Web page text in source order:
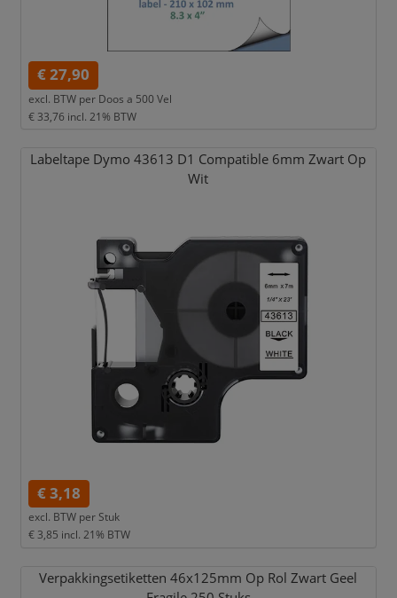
€ 27,90
excl. BTW per Doos a 500 Vel
€ 33,76 incl. 21% BTW
Labeltape Dymo 43613 D1 Compatible 6mm Zwart Op
Wit
€ 3,18
excl. BTW per Stuk
€ 3,85 incl. 21% BTW
Verpakkingsetiketten 46x125mm Op Rol Zwart Geel